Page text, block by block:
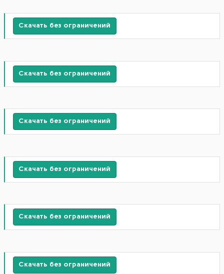
Скачать без ограничений
Скачать без ограничений
Скачать без ограничений
Скачать без ограничений
Скачать без ограничений
Скачать без ограничений